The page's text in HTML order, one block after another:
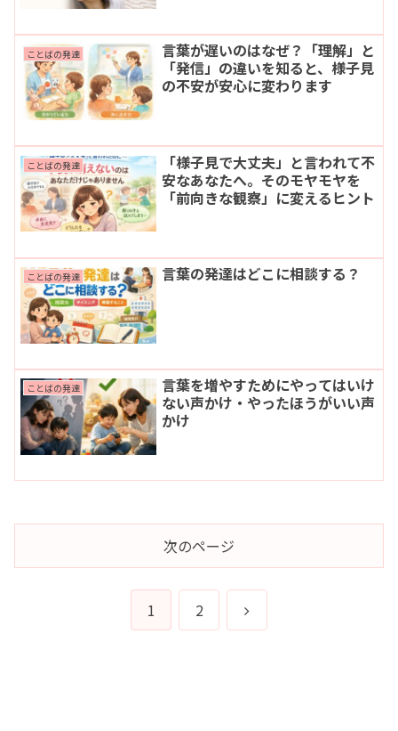
ことばの発達
言葉が遅いのはなぜ？「理解」と
「発信」の違いを知ると、様子見
の不安が安心に変わります
ことばの発達
「様子見で大丈夫」と言われて不
安なあなたへ。そのモヤモヤを
「前向きな観察」に変えるヒント
ことばの発達 言葉の発達はどこに相談する？
ことばの発達
言葉を増やすためにやってはいけ
ない声かけ・やったほうがいい声
かけ
次のページ
1 2
次